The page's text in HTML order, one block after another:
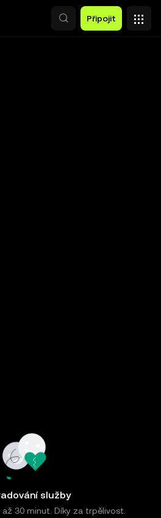
Připojit
služby
30 minut. Díky za trpělivost.